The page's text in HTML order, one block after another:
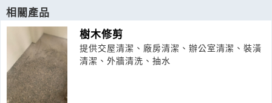
相關產品
樹木修剪
提供交屋清潔、廠房清潔、辦公室清潔、裝潢
清潔、外牆清洗、抽水